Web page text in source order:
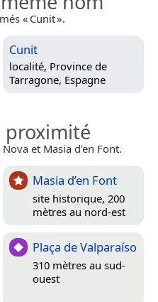
« Cunit ».
Cunit
localité, Province de
Tarragone, Espagne
proximité
et Masia d’en Font.
Masia d’en Font
site historique, 200
mètres au nord-est
Plaça de Valparaíso
310 mètres au sud-
ouest